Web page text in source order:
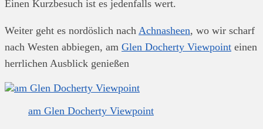
Einen Kurzbesuch ist es jedenfalls wert.
Weiter geht es nordöslich nach Achnasheen, wo wir scharf
nach Westen abbiegen, am Glen Docherty Viewpoint einen
herrlichen Ausblick genießen
am Glen Docherty Viewpoint